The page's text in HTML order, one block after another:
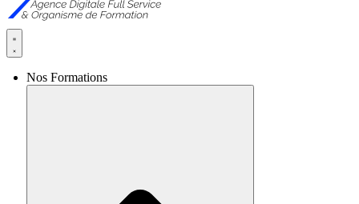
Nos Formations